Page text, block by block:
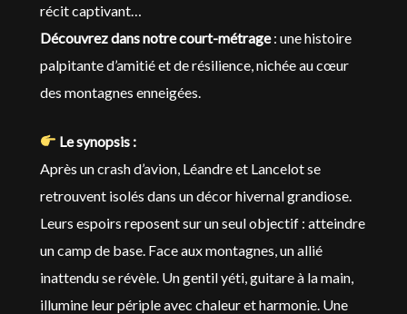
récit captivant…
Découvrez dans notre court-métrage: une histoire
palpitante d’amitié et de résilience, nichée au cœur
des montagnes enneigées.
Le synopsis :
Après un crash d’avion, Léandre et Lancelot se
retrouvent isolés dans un décor hivernal grandiose.
Leurs espoirs reposent sur un seul objectif : atteindre
un camp de base. Face aux montagnes, un allié
inattendu se révèle. Un gentil yéti, guitare à la main,
illumine leur périple avec chaleur et harmonie. Une